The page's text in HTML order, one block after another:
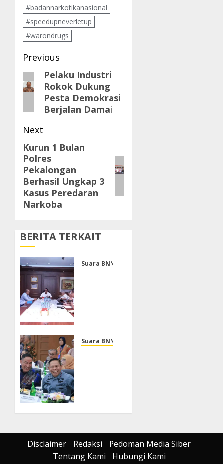
#badannarkotikanasional
#speedupneverletup
#warondrugs
Post
navigation
Previous
Previous
post:
Pelaku Industri
Rokok Dukung
Pesta Demokrasi
Berjalan Damai
Next
Next
post:
Kurun 1 Bulan
Polres
Pekalongan
Berhasil Ungkap 3
Kasus Peredaran
Narkoba
BERITA TERKAIT
Suara BNN
Sinergi
Suara BNN
dan
Lembaga
Raih
Disclaimer Redaksi
Pedoman Media Siber
Tentang Kami
Hubungi Kami